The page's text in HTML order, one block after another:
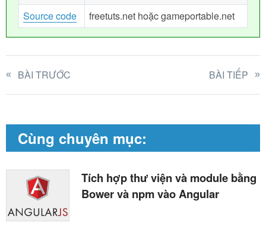
Source code freetuts.net hoặc gameportable.net
BÀI TRƯỚC BÀI TIẾP
Cùng chuyên mục:
Tích hợp thư viện và module bằng
Bower và npm vào Angular